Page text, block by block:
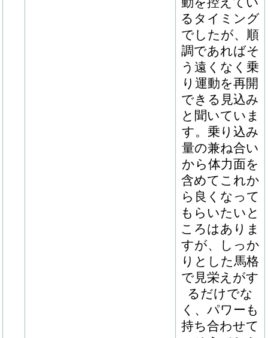
も気難しいと
ころがなくて
とてもいい印
た。まだ幼さ
を感じる状況
が、それでい
て現状坂路で
１５－１５ぐ
らいは無理な
く動けている
とのことで、
このあたりは
さすが血統馬
だなと思いま
す。このまま
順調なら、夏
前に移動のメ
ドも立つので
はないでしょ
身、素晴らし
い馬にご縁を
現在は周回ダ